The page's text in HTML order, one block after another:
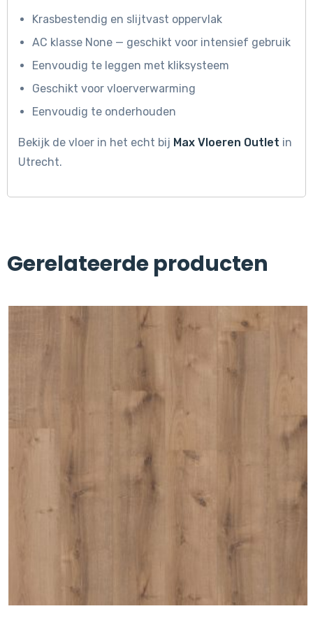
Krasbestendig en slijtvast oppervlak
AC klasse None — geschikt voor intensief gebruik
Eenvoudig te leggen met kliksysteem
Geschikt voor vloerverwarming
Eenvoudig te onderhouden
Bekijk de vloer in het echt bij Max Vloeren Outlet in
Utrecht.
Gerelateerde producten